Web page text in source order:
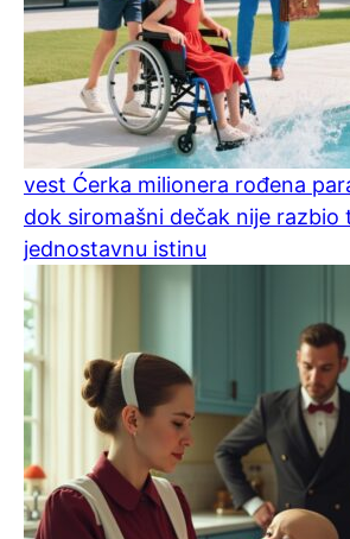
vest Ćerka milionera rođena
dok siromašni dečak nije razbio
jednostavnu istinu